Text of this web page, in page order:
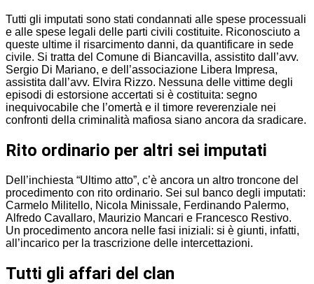
Tutti gli imputati sono stati condannati alle spese processuali
e alle spese legali delle parti civili costituite. Riconosciuto a
queste ultime il risarcimento danni, da quantificare in sede
civile. Si tratta del Comune di Biancavilla, assistito dall’avv.
Sergio Di Mariano, e dell’associazione Libera Impresa,
assistita dall’avv. Elvira Rizzo. Nessuna delle vittime degli
episodi di estorsione accertati si è costituita: segno
inequivocabile che l’omertà e il timore reverenziale nei
confronti della criminalità mafiosa siano ancora da sradicare.
Rito ordinario per altri sei imputati
Dell’inchiesta “Ultimo atto”, c’è ancora un altro troncone del
procedimento con rito ordinario. Sei sul banco degli imputati:
Carmelo Militello, Nicola Minissale, Ferdinando Palermo,
Alfredo Cavallaro, Maurizio Mancari e Francesco Restivo.
Un procedimento ancora nelle fasi iniziali: si è giunti, infatti,
all’incarico per la trascrizione delle intercettazioni.
Tutti gli affari del clan